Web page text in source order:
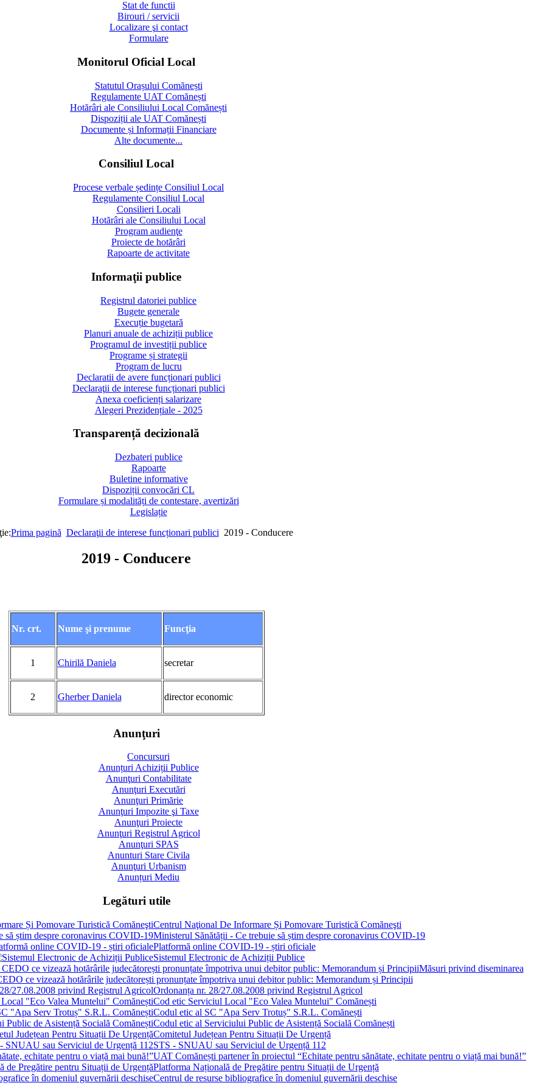
Stat de functii
Birouri / servicii
Localizare şi contact
Formulare
Monitorul Oficial Local
Statutul Orașului Comănești
Regulamente UAT Comănești
Hotărâri ale Consiliului Local Comănești
Dispoziții ale UAT Comănești
Documente și Informații Financiare
Alte documente...
Consiliul Local
Procese verbale ședințe Consiliul Local
Regulamente Consiliul Local
Consilieri Locali
Hotărâri ale Consiliului Local
Program audienţe
Proiecte de hotărâri
Rapoarte de activitate
Informaţii publice
Registrul datoriei publice
Bugete generale
Execuție bugetară
Planuri anuale de achiziții publice
Programul de investiții publice
Programe și strategii
Program de lucru
Declaratii de avere funcționari publici
Declaraţii de interese funcționari publici
Anexa coeficienți salarizare
Alegeri Prezidențiale - 2025
Transparență decizională
Dezbateri publice
Rapoarte
Buletine informative
Dispoziții convocări CL
Formulare și modalități de contestare, avertizări
Legislație
Prima pagină Declaraţii de interese funcționari publici 2019 - Conducere
2019 - Conducere
Nr. crt. Nume şi prenume Funcţia
1 Chirilă Daniela secretar
2 Gherber Daniela director economic
Anunţuri
Concursuri
Anunțuri Achiziții Publice
Anunţuri Contabilitate
Anunţuri Executări
Anunţuri Primărie
Anunţuri Impozite şi Taxe
Anunţuri Proiecte
Anunţuri Registrul Agricol
Anunţuri SPAS
Anunturi Stare Civila
Anunţuri Urbanism
Anunțuri Mediu
Legături utile
Centrul Naţional De Informare Și Pomovare Turistică Comăneşti
Ministerul Sănătății - Ce trebuie să știm despre coronavirus COVID-19
Platformă online COVID-19 - știri oficiale
Sistemul Electronic de Achiziții Publice
Măsuri privind diseminarea
ce vizează hotărârile judecătorești pronunțate împotriva unui debitor public: Memorandum și Principii
Ordonanța nr. 28/27.08.2008 privind Registrul Agricol
Cod etic Serviciul Local "Eco Valea Muntelui" Comănești
Codul etic al SC "Apa Serv Trotuș" S.R.L. Comănești
Codul etic al Serviciului Public de Asistență Socială Comănești
Comitetul Județean Pentru Situații De Urgență
STS - SNUAU sau Serviciul de Urgență 112
UAT Comănești partener în proiectul “Echitate pentru sănătate, echitate pentru o viață mai bună!”
Platforma Națională de Pregătire pentru Situații de Urgență
Centrul de resurse bibliografice în domeniul guvernării deschise